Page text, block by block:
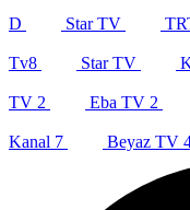
D Star TV
Tv8 Star TV
TV 2 Eba TV 2
Kanal 7 Beyaz TV